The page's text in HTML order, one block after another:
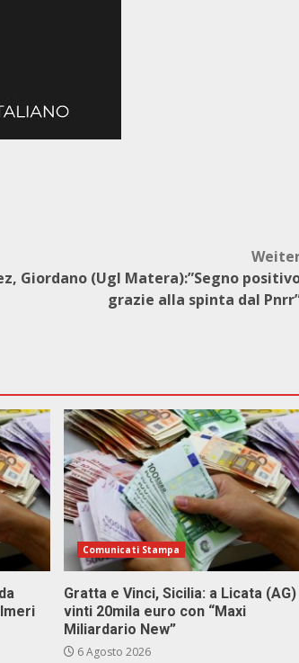
Giordano (Ugl Matera):”Segno
grazie alla spinta dal
Comunicati Stampa
Gratta e Vinci, Sicilia: a Licata (AG)
vinti 20mila euro con “Maxi
Miliardario New”
6 Agosto 2026